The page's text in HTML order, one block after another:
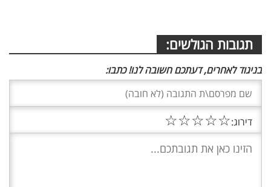
תגובות הגולשים:
בניגוד לאחרים, דעתכם חשובה לנו! כתבו:
דירוג:☆
☆
☆
☆
☆